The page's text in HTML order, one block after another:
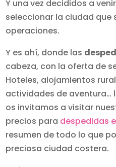
Y una vez decididos a
seleccionar la ciudad que
operaciones.
Y es ahí, donde las
cabeza, con la oferta de
Hoteles, alojamientos
actividades de aventura…
os invitamos a visitar
precios para despedidas
resumen de todo lo que
preciosa ciudad costera.